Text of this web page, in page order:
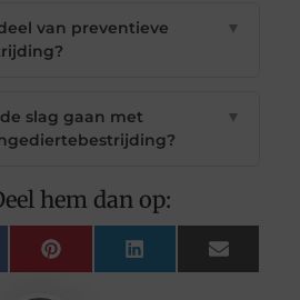
van preventieve
▼
slag gaan met
▼
hem dan op:
Pinterest LinkedIn Email